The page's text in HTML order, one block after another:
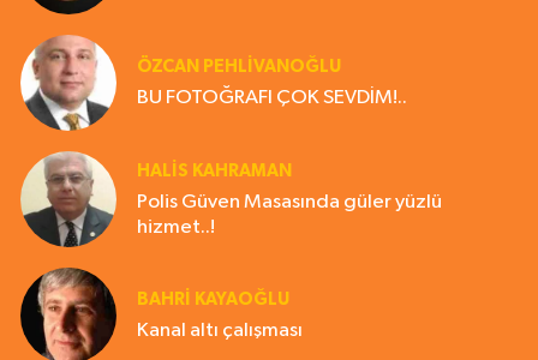
ÖZCAN PEHLİVANOĞLU
BU FOTOĞRAFI ÇOK SEVDİM!..
HALIS KAHRAMAN
Polis Güven Masasında güler yüzlü
hizmet..!
BAHRI KAYAOĞLU
Kanal altı çalışması